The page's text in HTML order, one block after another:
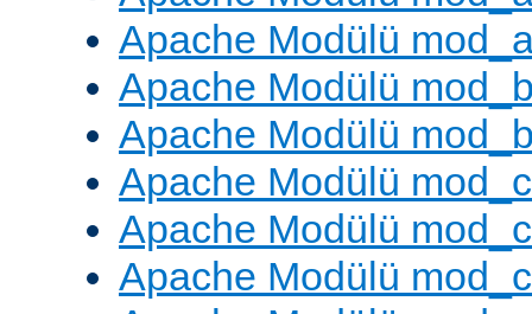
Apache Modülü
Apache Modülü
Apache Modülü
Apache Modülü
Apache Modülü
Apache Modülü